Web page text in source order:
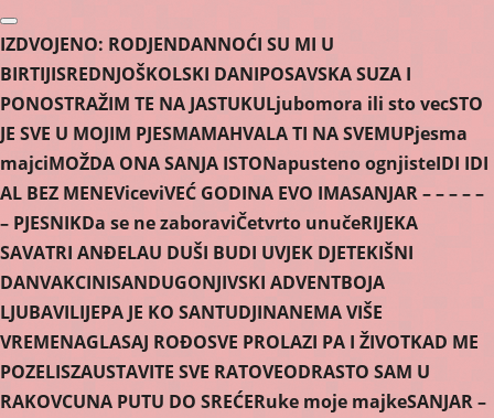
Skip
to
content
IZDVOJENO: RODJENDANNOĆI SU MI U
BIRTIJISREDNJOŠKOLSKI DANIPOSAVSKA SUZA I
PONOSTRAŽIM TE NA JASTUKULjubomora ili sto vecSTO
JE SVE U MOJIM PJESMAMAHVALA TI NA SVEMUPjesma
majciMOŽDA ONA SANJA ISTONapusteno ognjisteIDI IDI
AL BEZ MENEViceviVEĆ GODINA EVO IMASANJAR – – – – –
– PJESNIKDa se ne zaboraviČetvrto unučeRIJEKA
SAVATRI ANĐELAU DUŠI BUDI UVJEK DJETEKIŠNI
DANVAKCINISANDUGONJIVSKI ADVENTBOJA
LJUBAVILIJEPA JE KO SANTUDJINANEMA VIŠE
VREMENAGLASAJ ROĐOSVE PROLAZI PA I ŽIVOTKAD ME
POZELISZAUSTAVITE SVE RATOVEODRASTO SAM U
RAKOVCUNA PUTU DO SREĆERuke moje majkeSANJAR –